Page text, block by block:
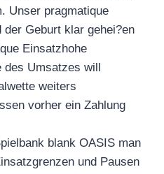
Unser pragmatique
Geburt klar gehei?en
Einsatzhohe
Umsatzes will
weiters
vorher ein Zahlung
blank OASIS man
und Pausen